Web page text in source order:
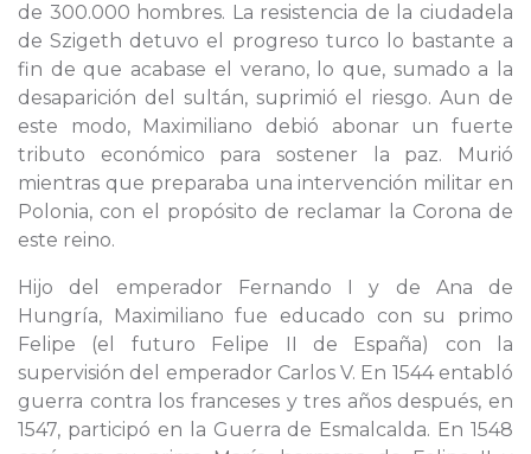
de 300.000 hombres. La resistencia de la ciudadela
de Szigeth detuvo el progreso turco lo bastante a
fin de que acabase el verano, lo que, sumado a la
desaparición del sultán, suprimió el riesgo. Aun de
este modo, Maximiliano debió abonar un fuerte
tributo económico para sostener la paz. Murió
mientras que preparaba una intervención militar en
Polonia, con el propósito de reclamar la Corona de
este reino.
Hijo del emperador Fernando I y de Ana de
Hungría, Maximiliano fue educado con su primo
Felipe (el futuro Felipe II de España) con la
supervisión del emperador Carlos V. En 1544 entabló
guerra contra los franceses y tres años después, en
1547, participó en la Guerra de Esmalcalda. En 1548